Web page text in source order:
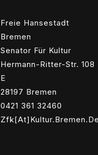
Freie Hansestadt
Bremen
Senator Für Kultur
Hermann-Ritter-Str. 108
E
28197 Bremen
0421 361 32460